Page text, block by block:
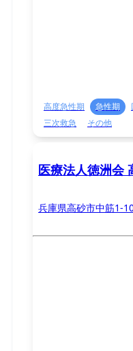
高度急性期 急性期
三次救急
その他
医療法人徳洲会
兵庫県高砂市中筋1-